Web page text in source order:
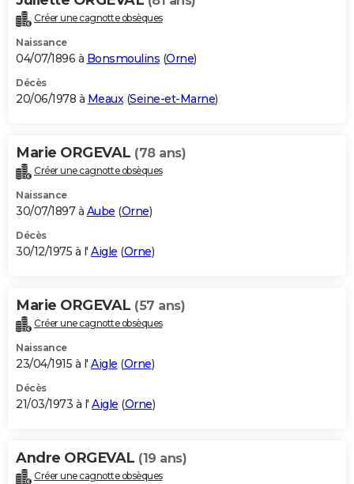
Créer une cagnotte obsèques
Naissance
04/07/1896 à Bonsmoulins (Orne)
Décès
20/06/1978 à Meaux(Seine-et-Marne)
Marie ORGEVAL (78 ans)
Créer une cagnotte obsèques
Naissance
30/07/1897 à Aube (Orne)
Décès
30/12/1975 à l' Aigle (Orne)
Marie ORGEVAL (57 ans)
Créer une cagnotte obsèques
Naissance
23/04/1915 à l' Aigle (Orne)
Décès
21/03/1973 à l' Aigle (Orne)
Andre ORGEVAL (19 ans)
Créer une cagnotte obsèques